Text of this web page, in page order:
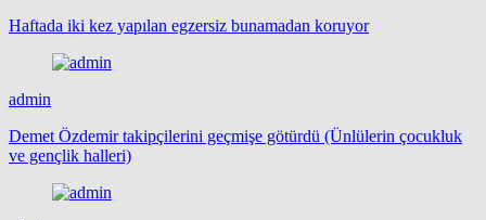
Haftada iki kez yapılan egzersiz bunamadan koruyor
admin
Demet Özdemir takipçilerini geçmişe götürdü (Ünlülerin çocukluk
ve gençlik halleri)